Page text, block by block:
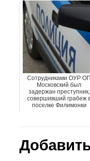
Сотрудниками ОУР ОП
Московский был
задержан преступник,
совершивший грабеж
поселке Филимонки